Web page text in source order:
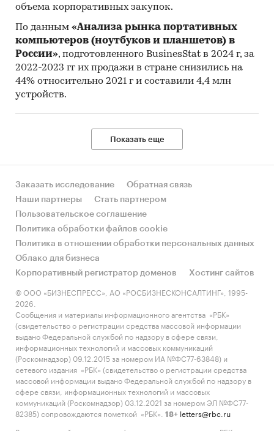
объема корпоративных закупок.
По данным «Анализа рынка портативных
компьютеров (ноутбуков и планшетов) в
России», подготовленного BusinesStat в 2024 г, за
2022-2023 гг их продажи в стране снизились на
44% относительно 2021 г и составили 4,4 млн
устройств.
Показать еще
Заказать исследование
Обратная связь
Наши партнеры
Стать партнером
Пользовательское соглашение
Политика обработки файлов cookie
Политика в отношении обработки персональных данных
Облако для бизнеса
Корпоративный регистратор доменов
Хостинг сайтов
© ООО «БИЗНЕСПРЕСС», АО «РОСБИЗНЕСКОНСАЛТИНГ», 1995-
2026.
Сообщения и материалы информационного агентства «РБК»
(свидетельство о регистрации средства массовой информации
выдано Федеральной службой по надзору в сфере связи,
информационных технологий и массовых коммуникаций
(Роскомнадзор) 09.12.2015 за номером ИА №ФС77-63848) и
сетевого издания «РБК» (свидетельство о регистрации средства
массовой информации выдано Федеральной службой по надзору в
сфере связи, информационных технологий и массовых
коммуникаций (Роскомнадзор) 03.12.2021 за номером ЭЛ №ФС77-
82385) сопровождаются пометкой «РБК».
18+ letters@rbc.ru